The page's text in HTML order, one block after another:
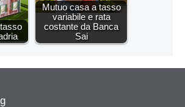
Mutuo casa a tasso
variabile e rata
costante da Banca
Sai